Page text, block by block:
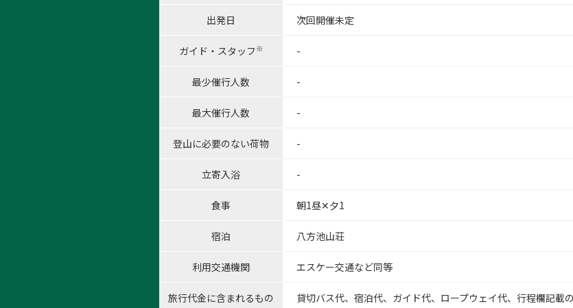
出発日 次回開催未定
ガイド・スタッフ ※ -
最少催行人数 -
最大催行人数 -
登山に必要のない荷物 -
立寄入浴 -
食事 朝1昼✕夕1
宿泊 八方池山荘
利用交通機関 エスケー交通など同等
旅行代金に含まれるもの 貸切バス代、宿泊代、ガイド代、ロープウェイ代、行程欄記載